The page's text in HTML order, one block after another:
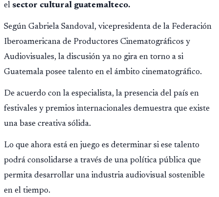
el sector cultural guatemalteco.
Según Gabriela Sandoval, vicepresidenta de la Federación
Iberoamericana de Productores Cinematográficos y
Audiovisuales, la discusión ya no gira en torno a si
Guatemala posee talento en el ámbito cinematográfico.
De acuerdo con la especialista, la presencia del país en
festivales y premios internacionales demuestra que existe
una base creativa sólida.
Lo que ahora está en juego es determinar si ese talento
podrá consolidarse a través de una política pública que
permita desarrollar una industria audiovisual sostenible
en el tiempo.